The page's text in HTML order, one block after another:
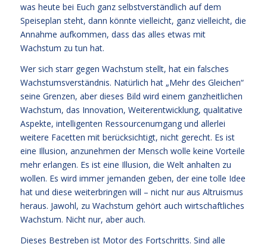
was heute bei Euch ganz selbstverständlich auf dem
Speiseplan steht, dann könnte vielleicht, ganz vielleicht, die
Annahme aufkommen, dass das alles etwas mit
Wachstum zu tun hat.
Wer sich starr gegen Wachstum stellt, hat ein falsches
Wachstumsverständnis. Natürlich hat „Mehr des Gleichen“
seine Grenzen, aber dieses Bild wird einem ganzheitlichen
Wachstum, das Innovation, Weiterentwicklung, qualitative
Aspekte, intelligenten Ressourcenumgang und allerlei
weitere Facetten mit berücksichtigt, nicht gerecht. Es ist
eine Illusion, anzunehmen der Mensch wolle keine Vorteile
mehr erlangen. Es ist eine Illusion, die Welt anhalten zu
wollen. Es wird immer jemanden geben, der eine tolle Idee
hat und diese weiterbringen will – nicht nur aus Altruismus
heraus. Jawohl, zu Wachstum gehört auch wirtschaftliches
Wachstum. Nicht nur, aber auch.
Dieses Bestreben ist Motor des Fortschritts. Sind alle